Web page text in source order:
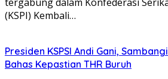
(KSPI) Kembali…
Presiden KSPSI Andi Gani,
Bahas Kepastian THR Buruh